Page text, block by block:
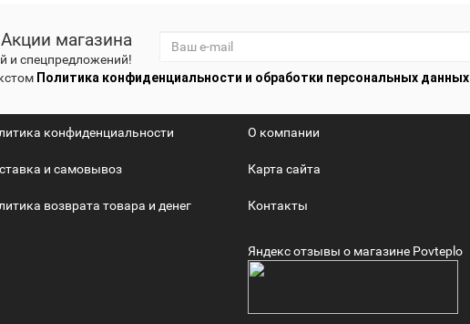
магазина
и спецпредложений!
Политика конфиденциальности и обработки персональных данных
конфиденциальности
и самовывоз
возврата товара и денег
О компании
Карта сайта
Контакты
Яндекс отзывы о магазине Povteplo